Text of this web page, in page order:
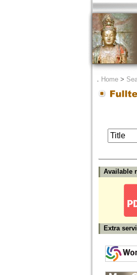
． Home>
Available
Extra